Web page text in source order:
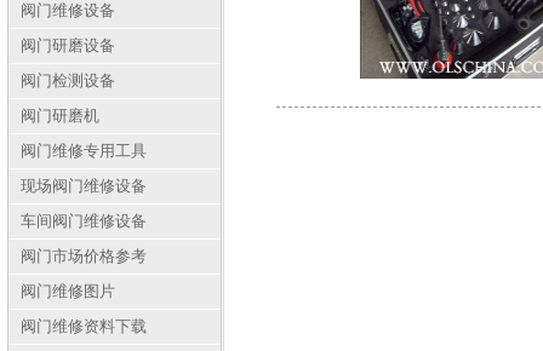
阀门维修设备
阀门研磨设备
阀门检测设备
阀门研磨机
阀门维修专用工具
现场阀门维修设备
车间阀门维修设备
阀门市场价格参考
阀门维修图片
阀门维修资料下载